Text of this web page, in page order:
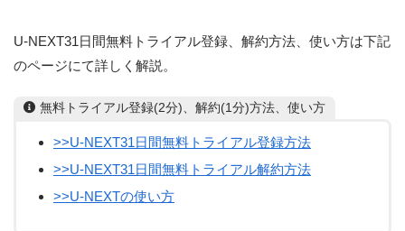
U-NEXT31日間無料トライアル登録、解約方法、使い方は下記
のページにて詳しく解説。
無料トライアル登録(2分)、解約(1分)方法、使い方
>>U-NEXT31日間無料トライアル登録方法
>>U-NEXT31日間無料トライアル解約方法
>>U-NEXTの使い方